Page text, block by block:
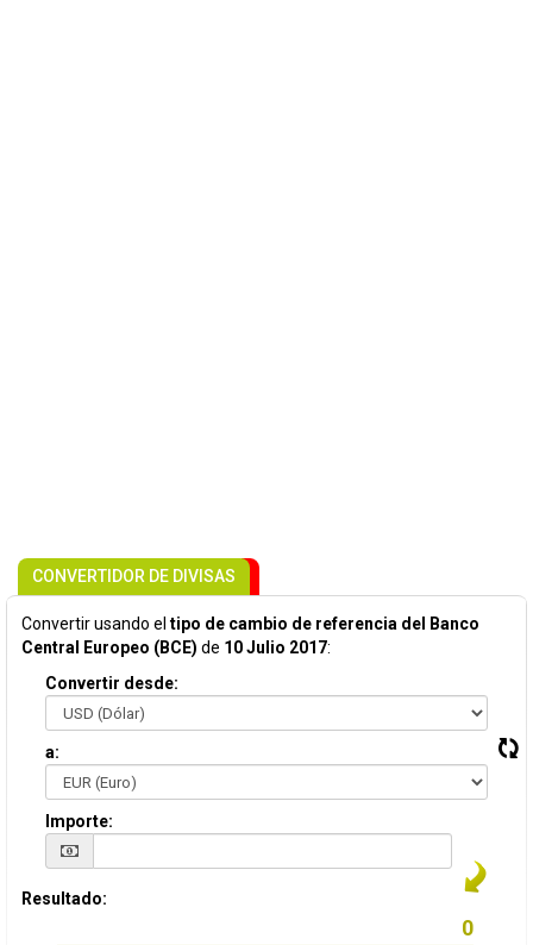
CONVERTIDOR DE DIVISAS
Convertir usando el tipo de cambio de referencia del Banco
Central Europeo (BCE) de 10 Julio 2017:
Convertir desde:
a:
Importe:
Resultado: